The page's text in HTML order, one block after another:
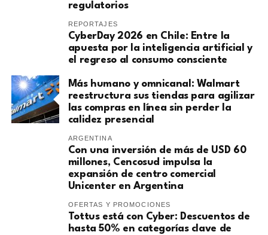
regulatorios
REPORTAJES
CyberDay 2026 en Chile: Entre la
apuesta por la inteligencia artificial y
el regreso al consumo consciente
Más humano y omnicanal: Walmart
reestructura sus tiendas para agilizar
las compras en línea sin perder la
calidez presencial
ARGENTINA
Con una inversión de más de USD 60
millones, Cencosud impulsa la
expansión de centro comercial
Unicenter en Argentina
OFERTAS Y PROMOCIONES
Tottus está con Cyber: Descuentos de
hasta 50% en categorías clave de